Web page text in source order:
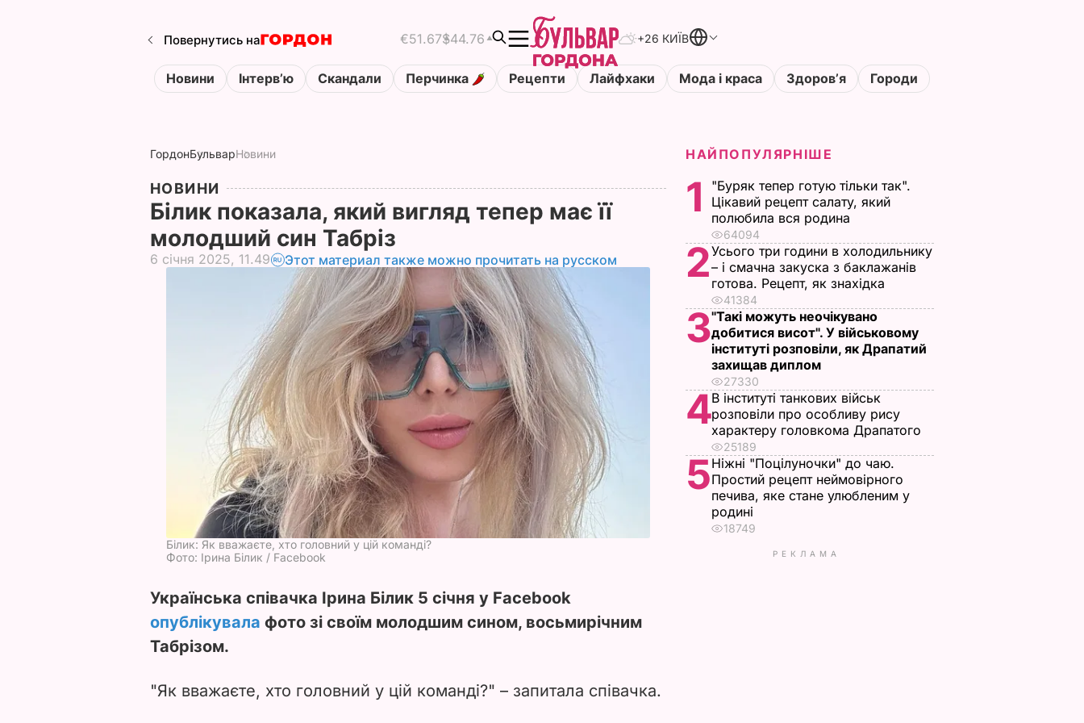
Повернутись на €51.67$44.76 +26 КИЇВ
Новини Інтервʼю Скандали Перчинка Рецепти Лайфхаки Мода і краса Здоровʼя Городи
ГордонБульварНовини
НОВИНИ
Білик показала, який вигляд тепер має її
молодший син Табріз
6 січня 2025, 11.49 Этот материал также можно прочитать на русском
Білик: Як вважаєте, хто головний у цій команді?
Фото: Ірина Білик / Facebook
Українська співачка Ірина Білик 5 січня у Facebook
опублікувала фото зі своїм молодшим сином, восьмирічним
Табрізом.
"Як вважаєте, хто головний у цій команді?" – запитала співачка.
НАЙПОПУЛЯРНІШЕ
1
"Буряк тепер готую тільки так".
Цікавий рецепт салату, який
полюбила вся родина
64094
2Усього три години в холодильнику
– і смачна закуска з баклажанів
готова. Рецепт, як знахідка
41384
3"Такі можуть неочікувано
добитися висот". У військовому
інституті розповіли, як Драпатий
захищав диплом
27330
4В інституті танкових військ
розповіли про особливу рису
характеру головкома Драпатого
25189
5Ніжні "Поцілуночки" до чаю.
Простий рецепт неймовірного
печива, яке стане улюбленим у
родині
18749
РЕКЛАМА